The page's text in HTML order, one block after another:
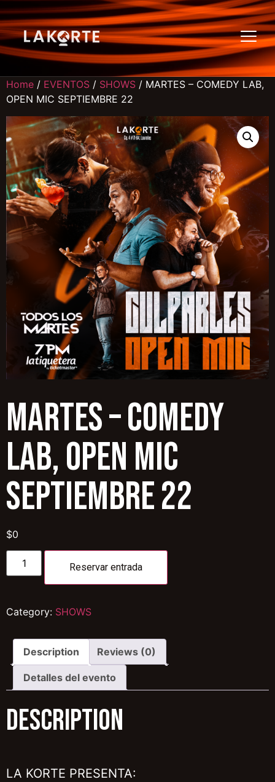
Home / EVENTOS / SHOWS / MARTES – COMEDY LAB,
OPEN MIC SEPTIEMBRE 22
MARTES – COMEDY
LAB, OPEN MIC
SEPTIEMBRE 22
$0
Reservar entrada
Category: SHOWS
Description Reviews (0)
Detalles del evento
Description
LA KORTE PRESENTA: